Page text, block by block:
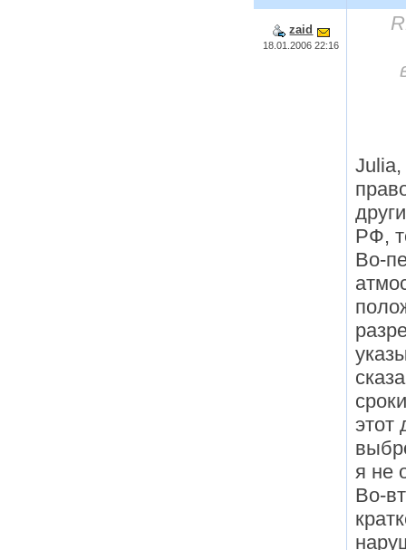
zaid
18.01.2006 22:16
Julia,
РФ,
Во-
этот
я не
Во-